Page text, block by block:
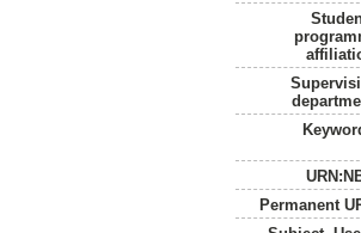
Permanent